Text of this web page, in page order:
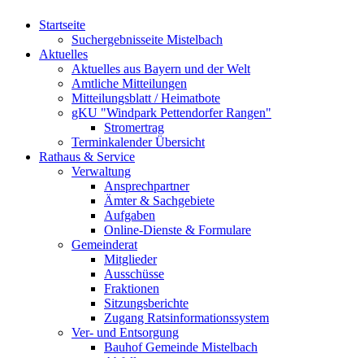
Startseite
Suchergebnisseite Mistelbach
Aktuelles
Aktuelles aus Bayern und der Welt
Amtliche Mitteilungen
Mitteilungsblatt / Heimatbote
gKU "Windpark Pettendorfer Rangen"
Stromertrag
Terminkalender Übersicht
Rathaus & Service
Verwaltung
Ansprechpartner
Ämter & Sachgebiete
Aufgaben
Online-Dienste & Formulare
Gemeinderat
Mitglieder
Ausschüsse
Fraktionen
Sitzungsberichte
Zugang Ratsinformationssystem
Ver- und Entsorgung
Bauhof Gemeinde Mistelbach